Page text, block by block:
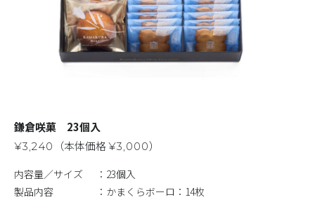
鎌倉咲菓 23個入
¥3,240 （本体価格¥3,000）
内容量／サイズ
23個入
製品内容
かまくらボーロ：14枚